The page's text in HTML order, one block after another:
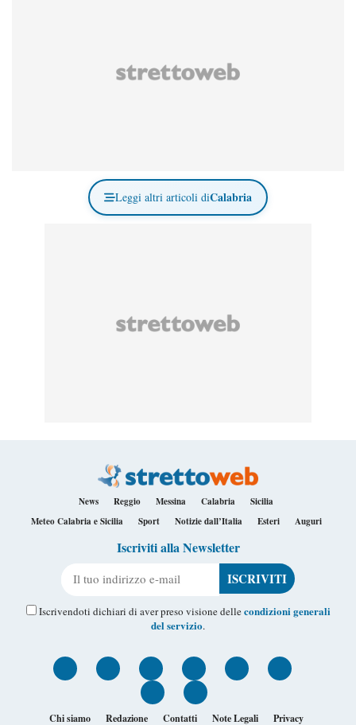
Leggi altri articoli diCalabria
News Reggio Messina Calabria
Sicilia
Meteo Calabria e Sicilia
Sport Notizie dall’Italia Esteri Auguri
Iscriviti alla Newsletter
Iscrivendoti dichiari di aver preso visione dellecondizioni generali
del servizio.
Chi siamo Redazione Contatti Note Legali Privacy